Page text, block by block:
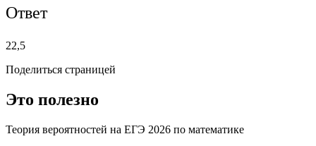
Ответ
22,5
Поделиться страницей
Это полезно
Теория вероятностей на ЕГЭ 2026 по математике